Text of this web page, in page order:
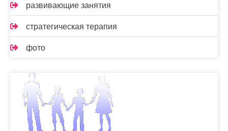
развивающие занятия
стратегическая терапия
фото